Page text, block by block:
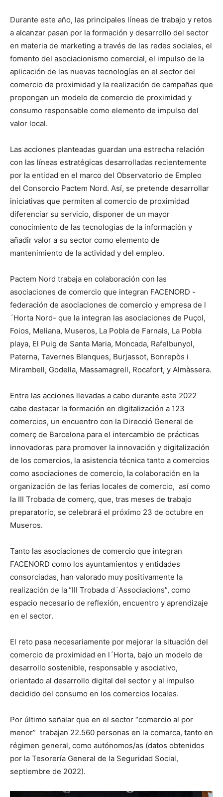
Durante este año, las principales líneas de trabajo y retos
a alcanzar pasan por la formación y desarrollo del sector
en materia de marketing a través de las redes sociales, el
fomento del asociacionismo comercial, el impulso de la
aplicación de las nuevas tecnologías en el sector del
comercio de proximidad y la realización de campañas que
propongan un modelo de comercio de proximidad y
consumo responsable como elemento de impulso del
valor local.
Las acciones planteadas guardan una estrecha relación
con las líneas estratégicas desarrolladas recientemente
por la entidad en el marco del Observatorio de Empleo
del Consorcio Pactem Nord. Así, se pretende desarrollar
iniciativas que permiten al comercio de proximidad
diferenciar su servicio, disponer de un mayor
conocimiento de las tecnologías de la información y
añadir valor a su sector como elemento de
mantenimiento de la actividad y del empleo.
Pactem Nord trabaja en colaboración con las
asociaciones de comercio que integran FACENORD -
federación de asociaciones de comercio y empresa de l
´Horta Nord- que la integran las asociaciones de Puçol,
Foios, Meliana, Museros, La Pobla de Farnals, La Pobla
playa, El Puig de Santa Maria, Moncada, Rafelbunyol,
Paterna, Tavernes Blanques, Burjassot, Bonrepòs i
Mirambell, Godella, Massamagrell, Rocafort, y Almàssera.
Entre las acciones llevadas a cabo durante este 2022
cabe destacar la formación en digitalización a 123
comercios, un encuentro con la Direcció General de
comerç de Barcelona para el intercambio de prácticas
innovadoras para promover la innovación y digitalización
de los comercios, la asistencia técnica tanto a comercios
como asociaciones de comercio, la colaboración en la
organización de las ferias locales de comercio, así como
la III Trobada de comerç, que, tras meses de trabajo
preparatorio, se celebrará el próximo 23 de octubre en
Museros.
Tanto las asociaciones de comercio que integran
FACENORD como los ayuntamientos y entidades
consorciadas, han valorado muy positivamente la
realización de la“III Trobada d´Associacions”, como
espacio necesario de reflexión, encuentro y aprendizaje
en el sector.
El reto pasa necesariamente por mejorar la situación del
comercio de proximidad en l´Horta, bajo un modelo de
desarrollo sostenible, responsable y asociativo,
orientado al desarrollo digital del sector y al impulso
decidido del consumo en los comercios locales.
Por último señalar que en el sector “comercio al por
menor” trabajan 22.560 personas en la comarca, tanto en
régimen general, como autónomos/as (datos obtenidos
por la Tesorería General de la Seguridad Social,
septiembre de 2022).